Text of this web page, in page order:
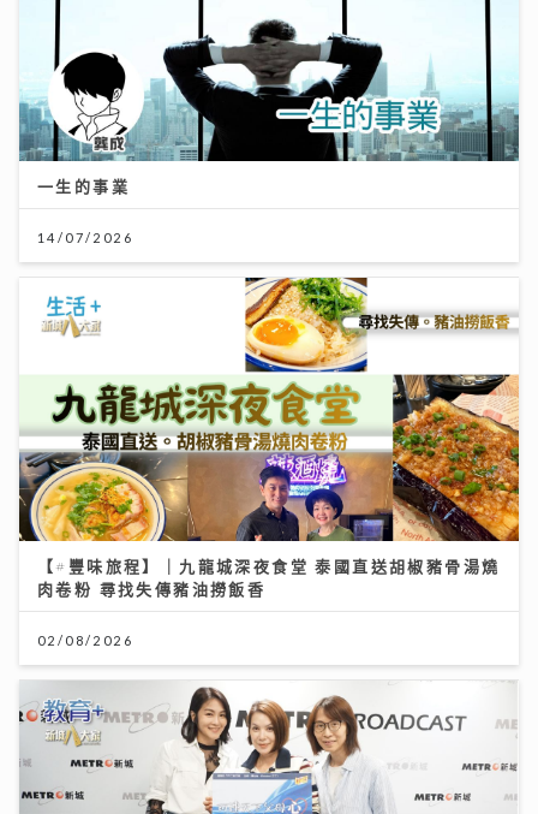
一生的事業
14/07/2026
【#豐味旅程】｜九龍城深夜食堂 泰國直送胡椒豬骨湯燒
肉卷粉 尋找失傳豬油撈飯香
02/08/2026